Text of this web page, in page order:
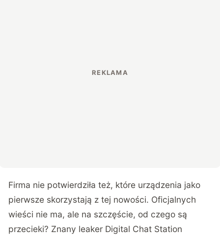
Firma nie potwierdziła też, które urządzenia jako
pierwsze skorzystają z tej nowości. Oficjalnych
wieści nie ma, ale na szczęście, od czego są
przecieki? Znany leaker Digital Chat Station